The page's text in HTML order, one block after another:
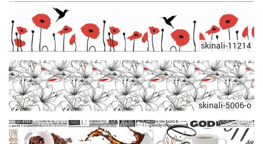
skinali-11214
skinali-5006-o